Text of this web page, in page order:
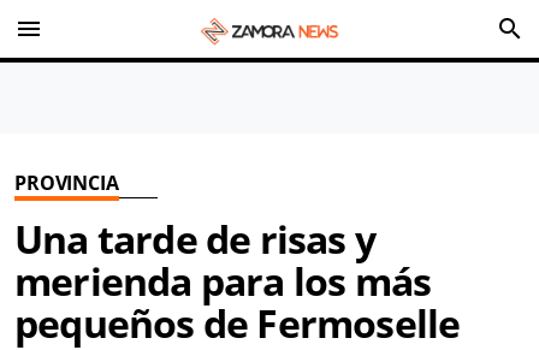
menu search
PROVINCIA
Una tarde de risas y
merienda para los más
pequeños de Fermoselle